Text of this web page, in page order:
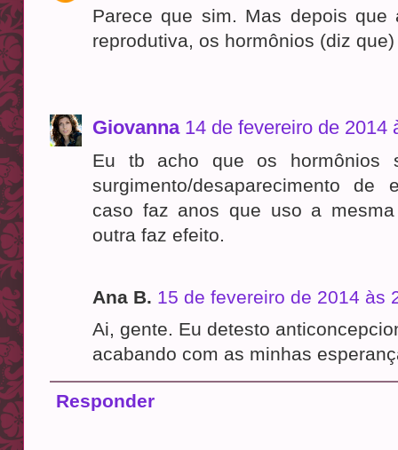
Parece que sim. Mas depois
reprodutiva, os hormônios (diz
Giovanna 14 de fevereiro de 2014
Eu tb acho que os hormônios
surgimento/desaparecimento
caso faz anos que uso a
outra faz efeito.
Ana B. 15 de fevereiro de 2014 às
Ai, gente. Eu detesto
acabando com as minhas
Responder